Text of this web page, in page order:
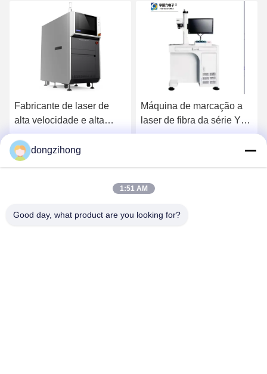
Máquina de marcação a
laser de fibra da série YS-
FL
Máquina de Marcação a
Laser de Refrigeração a
Ar de 5 Watt 300x300 mm
dongzihong
1:51 AM
Good day, what product are you looking for?